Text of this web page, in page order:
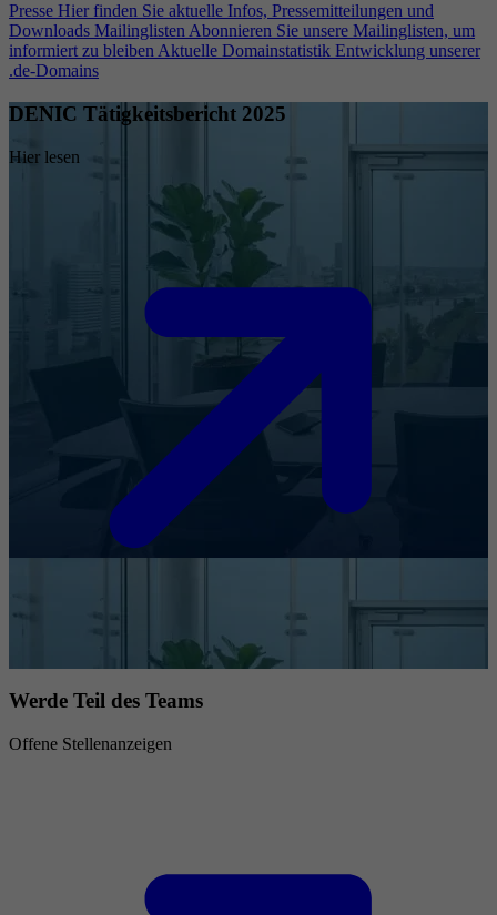
Presse Hier finden Sie aktuelle Infos, Pressemitteilungen und
Downloads Mailinglisten Abonnieren Sie unsere Mailinglisten, um
informiert zu bleiben Aktuelle Domainstatistik Entwicklung unserer
.de-Domains
DENIC Tätigkeitsbericht 2025
Hier lesen
Werde Teil des Teams
Offene Stellenanzeigen